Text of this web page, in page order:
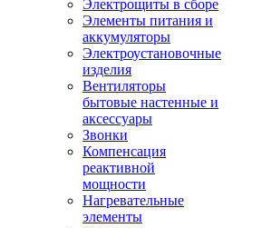
Электрощиты в сборе
Элементы питания и
аккумуляторы
Электроустановочные
изделия
Вентиляторы
бытовые настенные и
аксессуары
Звонки
Компенсация
реактивной
мощности
Нагревательные
элементы